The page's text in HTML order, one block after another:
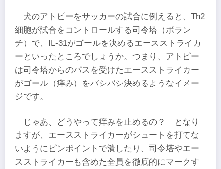
犬のアトピーをサッカーの試合に例えると、Th2
細胞が試合をコントロールする司令塔（ボラン
チ）で、IL-31がゴールを決めるエースストライカ
ーといったところでしょうか。つまり、アトピー
は司令塔からのパスを受けたエースストライカー
がゴール（痒み）をバシバシ決めるようなイメー
ジです。
じゃあ、どうやって痒みを止めるの？ となり
ますが、エースストライカーがシュートを打てな
いようにピンポイントで潰したり、司令塔やエー
スストライカーも含めた全員を徹底的にマークす